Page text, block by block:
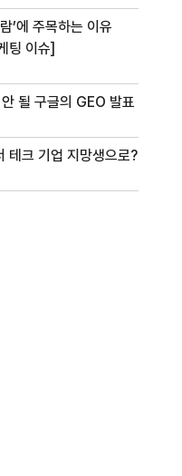
’에 주목하는 이유
팅 이슈]
될 구글의 GEO 발표
테크 기업 지망생으로?